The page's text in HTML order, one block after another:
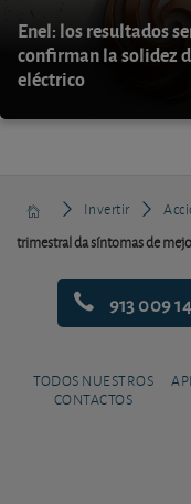
Enel: los resultados
confirman la solidez
eléctrico
Invertir
trimestral da síntomas de
913 009
TODOS NUESTROS
CONTACTOS